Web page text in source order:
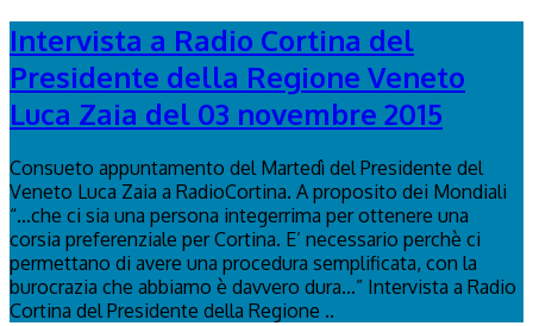
Intervista a Radio Cortina del
Presidente della Regione Veneto
Luca Zaia del 03 novembre 2015
Consueto appuntamento del Martedì del Presidente del
Veneto Luca Zaia a RadioCortina. A proposito dei Mondiali
“…che ci sia una persona integerrima per ottenere una
corsia preferenziale per Cortina. E’ necessario perchè ci
permettano di avere una procedura semplificata, con la
burocrazia che abbiamo è davvero dura…” Intervista a Radio
Cortina del Presidente della Regione ..